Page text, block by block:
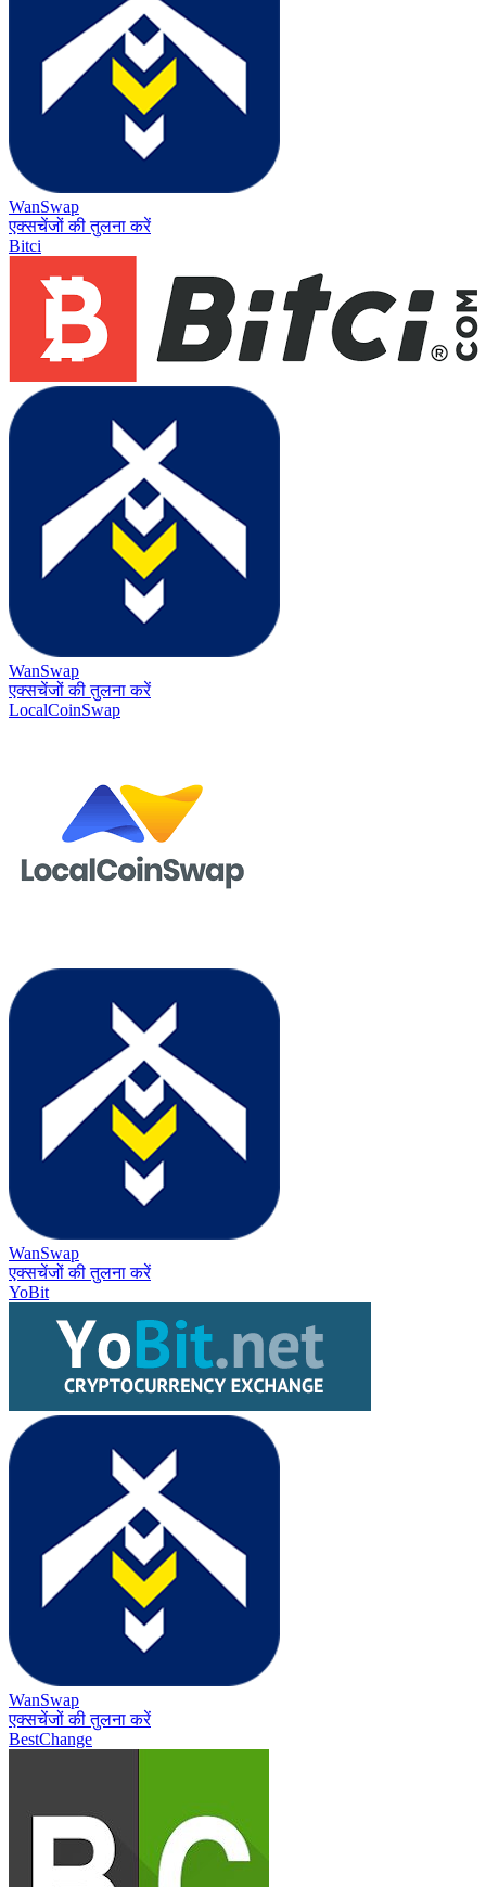
WanSwap
एक्सचेंजों की तुलना करें
Bitci
WanSwap
एक्सचेंजों की तुलना करें
LocalCoinSwap
WanSwap
एक्सचेंजों की तुलना करें
YoBit
WanSwap
एक्सचेंजों की तुलना करें
BestChange